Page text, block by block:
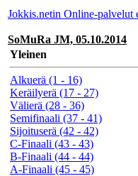
Jokkis.netin Online-palvelut
SoMuRa JM, 05.10.2014
Yleinen
Alkuerä (1 - 16)
Keräilyerä (17 - 27)
Välierä (28 - 36)
Semifinaali (37 - 41)
Sijoituserä (42 - 42)
C-Finaali (43 - 43)
B-Finaali (44 - 44)
A-Finaali (45 - 45)